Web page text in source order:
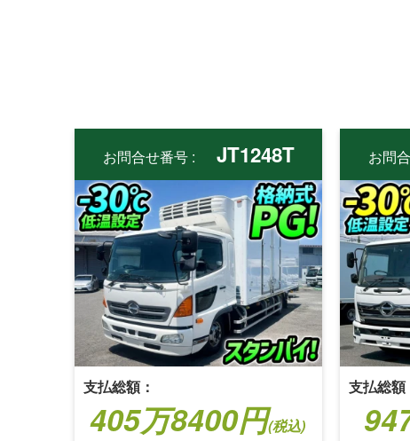
お問合せ番号 : JT1248T
支払総額：
405万8400円(税込)
お問
支払総額